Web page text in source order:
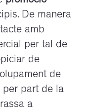
De manera
amb
per tal de
de
de
per part de la
a